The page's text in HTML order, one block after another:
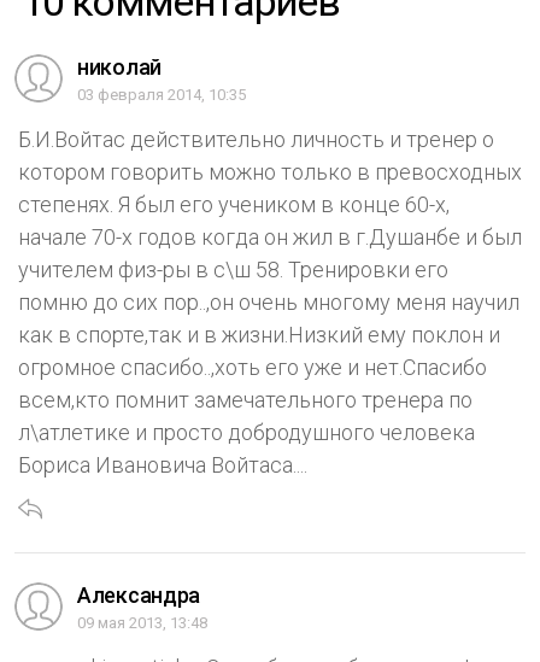
николай
03 февраля 2014, 10:35
Б.И.Войтас действительно личность и тренер о
котором говорить можно только в превосходных
степенях. Я был его учеником в конце 60-х,
начале 70-х годов когда он жил в г.Душанбе и был
учителем физ-ры в с\ш 58. Тренировки его
помню до сих пор..,он очень многому меня научил
как в спорте,так и в жизни.Низкий ему поклон и
огромное спасибо..,хоть его уже и нет.Спасибо
всем,кто помнит замечательного тренера по
л\атлетике и просто добродушного человека
Бориса Ивановича Войтаса....
Александра
09 мая 2013, 13:48